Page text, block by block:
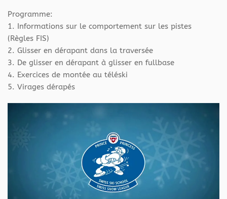
Programme:
1. Informations sur le comportement sur les pistes
(Règles FIS)
2. Glisser en dérapant dans la traversée
3. De glisser en dérapant à glisser en fullbase
4. Exercices de montée au téléski
5. Virages dérapés